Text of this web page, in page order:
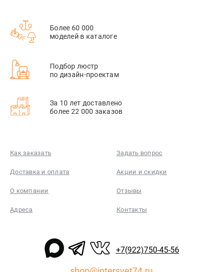
Более 60 000
моделей в каталоге
Подбор люстр
по дизайн-проектам
За 10 лет доставлено
более 22 000 заказов
Как заказать Задать вопрос
Доставка и оплата Акции и скидки
О компании Отзывы
Адреса Контакты
+7(922)750-45-56